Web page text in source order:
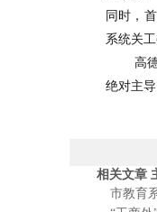
同时，
系统关
高
绝对主
相关文章
市教育